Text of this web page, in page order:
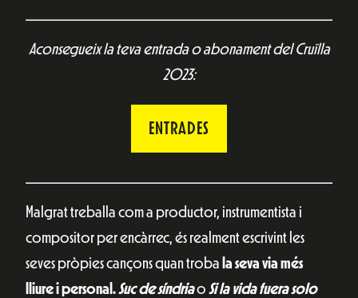
Aconsegueix la teva entrada o abonament del Cruïlla
2023:
ENTRADES
Malgrat treballa com a productor, instrumentista i
compositor per encàrrec, és realment escrivint les
seves pròpies cançons quan troba la seva via més
lliure i personal.Suc de síndriao Si la vida fuera solo